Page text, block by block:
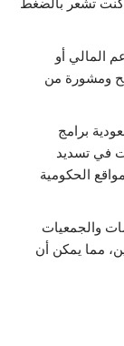
كنت تشعر بالضغط
المالي أو
ومشورة من
برامج
في تسديد
الحكومية
والجمعيات
مما يمكن أن